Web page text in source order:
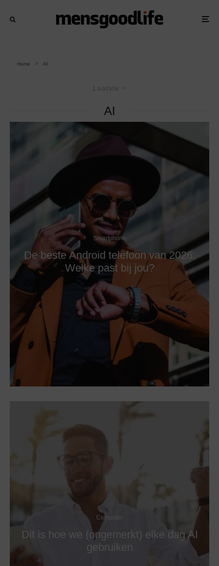
Home AI
Laatste
AI
Smartphone
De beste Android telefoon van 2026:
Welke past bij jou?
Computer
Dit is hoe we (ongemerkt) elke dag AI
gebruiken